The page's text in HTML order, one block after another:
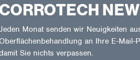
Monat senden wir Neuigkeiten
Oberflächenbehandlung an Ihre E-Mail-
Sie nichts verpassen.